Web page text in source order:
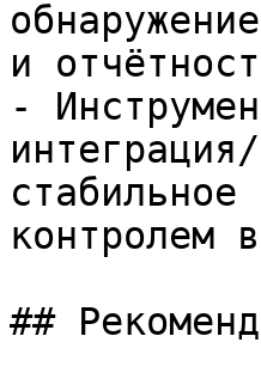
и
-
контролем
##